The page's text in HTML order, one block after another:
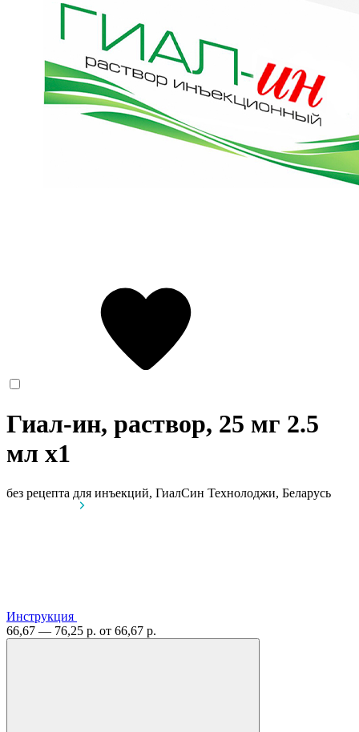
Гиал-ин, раствор, 25 мг 2.5
мл x1
без рецепта для инъекций, ГиалСин Технолоджи, Беларусь
Инструкция
66,67 — 76,25 р. от 66,67 р.